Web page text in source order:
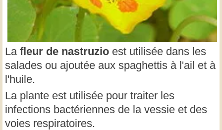
La fleur de nastruzio est utilisée dans les
salades ou ajoutée aux spaghettis à l'ail et à
l'huile.
La plante est utilisée pour traiter les
infections bactériennes de la vessie et des
voies respiratoires.